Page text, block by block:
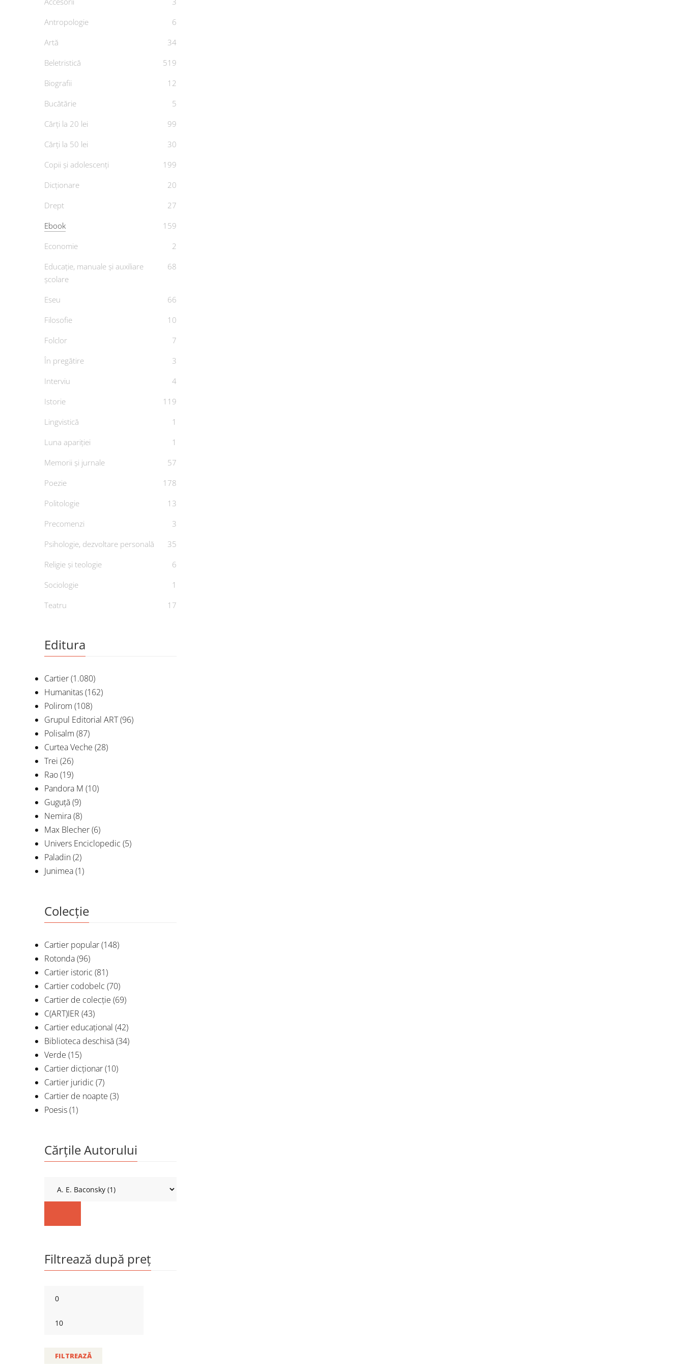
Antropologie
6
Artă
34
Beletristică
519
Biografii
12
Bucătărie
5
Cărți la 20 lei
99
Cărți la 50 lei
30
Copii și adolescenți
199
Dicționare
20
Drept
27
Ebook
159
Economie
2
Educație, manuale și auxiliare
școlare
68
Eseu
66
Filosofie
10
Folclor
7
În pregătire
3
Interviu
4
Istorie
119
Lingvistică
1
Luna apariției
1
Memorii și jurnale
57
Poezie
178
Politologie
13
Precomenzi
3
Psihologie, dezvoltare personală
35
Religie și teologie
6
Sociologie
1
Teatru
17
Editura
Cartier(1.080)
Humanitas(162)
Polirom (108)
Grupul Editorial ART(96)
Polisalm (87)
Curtea Veche (28)
Trei (26)
Rao(19)
Pandora M (10)
Guguță(9)
Nemira(8)
Max Blecher(6)
Univers Enciclopedic (5)
Paladin(2)
Junimea(1)
Colecție
Cartier popular(148)
Rotonda(96)
Cartier istoric (81)
Cartier codobelc (70)
Cartier de colecție (69)
C(ART)IER (43)
Cartier educațional (42)
Biblioteca deschisă(34)
Verde (15)
Cartier dicționar(10)
Cartier juridic (7)
Cartier de noapte (3)
Poesis(1)
Cărțile Autorului
Filtrează după preț
FILTREAZĂ